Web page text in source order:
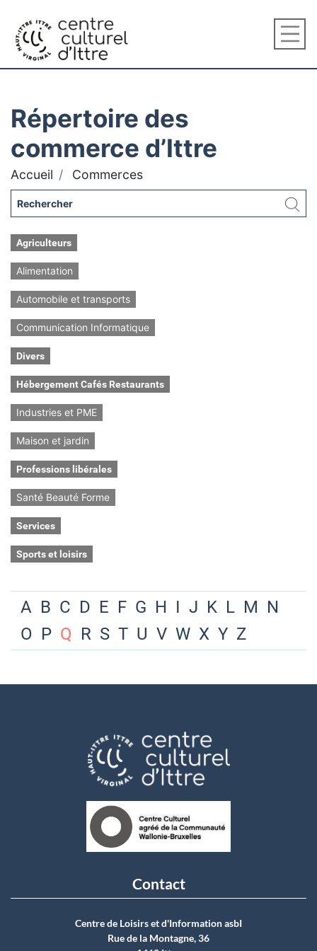
Répertoire des
commerce d’Ittre
Accueil Commerces
Agriculteurs
Alimentation
Automobile et transports
Communication Informatique
Divers
Hébergement Cafés Restaurants
Industries et PME
Maison et jardin
Professions libérales
Santé Beauté Forme
Services
Sports et loisirs
A B C D E F G H I J K L M N
O P Q R S T U V W X Y Z
Contact
Centre de Loisirs et d'Information asbI
Rue de la Montagne, 36